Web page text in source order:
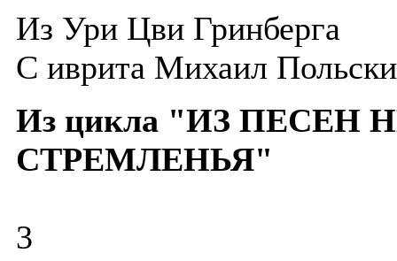
Из Ури Цви Гринберга
C иврита Михаил
Из цикла "ИЗ
СТРЕМЛЕНЬЯ"
3